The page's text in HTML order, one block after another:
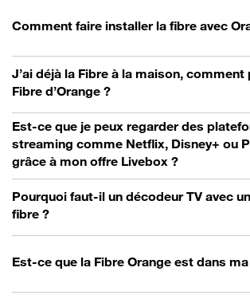
Comment faire installer la fibre avec
J’ai déjà la Fibre à la maison, comment
Fibre d’Orange ?
Est-ce que je peux regarder des
streaming comme Netflix, Disney+ ou
grâce à mon offre Livebox ?
Pourquoi faut-il un décodeur TV avec
fibre ?
Est-ce que la Fibre Orange est dans